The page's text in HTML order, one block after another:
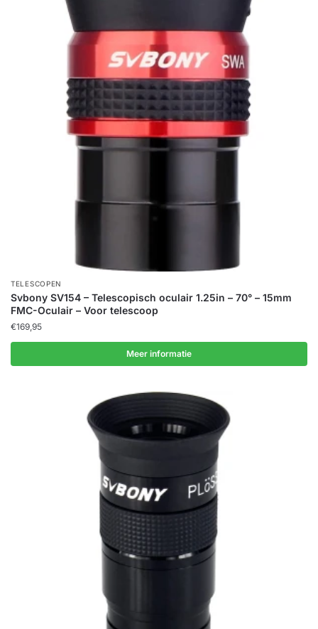
TELESCOPEN
Svbony SV154 – Telescopisch oculair 1.25in – 70° – 15mm
FMC-Oculair – Voor telescoop
€169,95
Meer informatie